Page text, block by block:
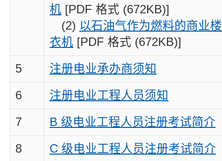
机 [PDF 格式 (672KB)]
(2) 以石油气作为燃料的商业
衣机 [PDF 格式 (672KB)]
5 注册电业承办商须知
6 注册电业工程人员须知
7 B 级电业工程人员注册考试简介
8 C 级电业工程人员注册考试简介